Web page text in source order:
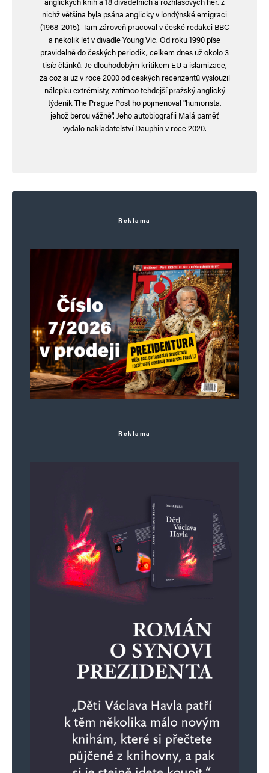
knihu přečíst.
Navigace pro komentáře
Starší komentáře
Napsat komentář
Vaše e-mailová adresa nebude zveřejněna.Vyžadované informace jsou
E-mail* Webová stránka
Uložit do prohlížeče jméno, e-mail a webovou stránku pro budoucí
Informujte mě o nových komentářích e-mailem.
nichž většina byla psána anglicky v londýnské emigraci
(1968-2015). Tam zároveň pracoval v české redakci BBC
a několik let v divadle Young Vic. Od roku 1990 píše
pravidelně do českých periodik, celkem dnes už okolo 3
tisíc článků. Je dlouhodobým kritikem EU a islamizace,
za což si už v roce 2000 od českých recenzentů vysloužil
nálepku extrémisty, zatímco tehdejší pražský anglický
týdeník The Prague Post ho pojmenoval "humorista,
jehož berou vážně". Jeho autobiografii Malá paměť
vydalo nakladatelství Dauphin v roce 2020.
Reklama
Reklama